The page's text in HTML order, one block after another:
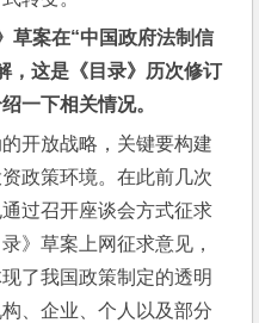
草案在“中国政府法制信
，这是《目录》历次修订
一下相关情况。
开放战略，关键要构建
政策环境。在此前几次
过召开座谈会方式征求
》草案上网征求意见，
了我国政策制定的透明
、企业、个人以及部分